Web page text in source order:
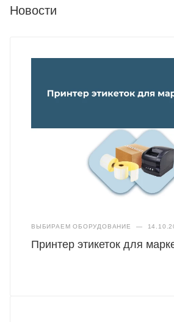
Новости
ВЫБИРАЕМ ОБОРУДОВАНИЕ —
Принтер этикеток для